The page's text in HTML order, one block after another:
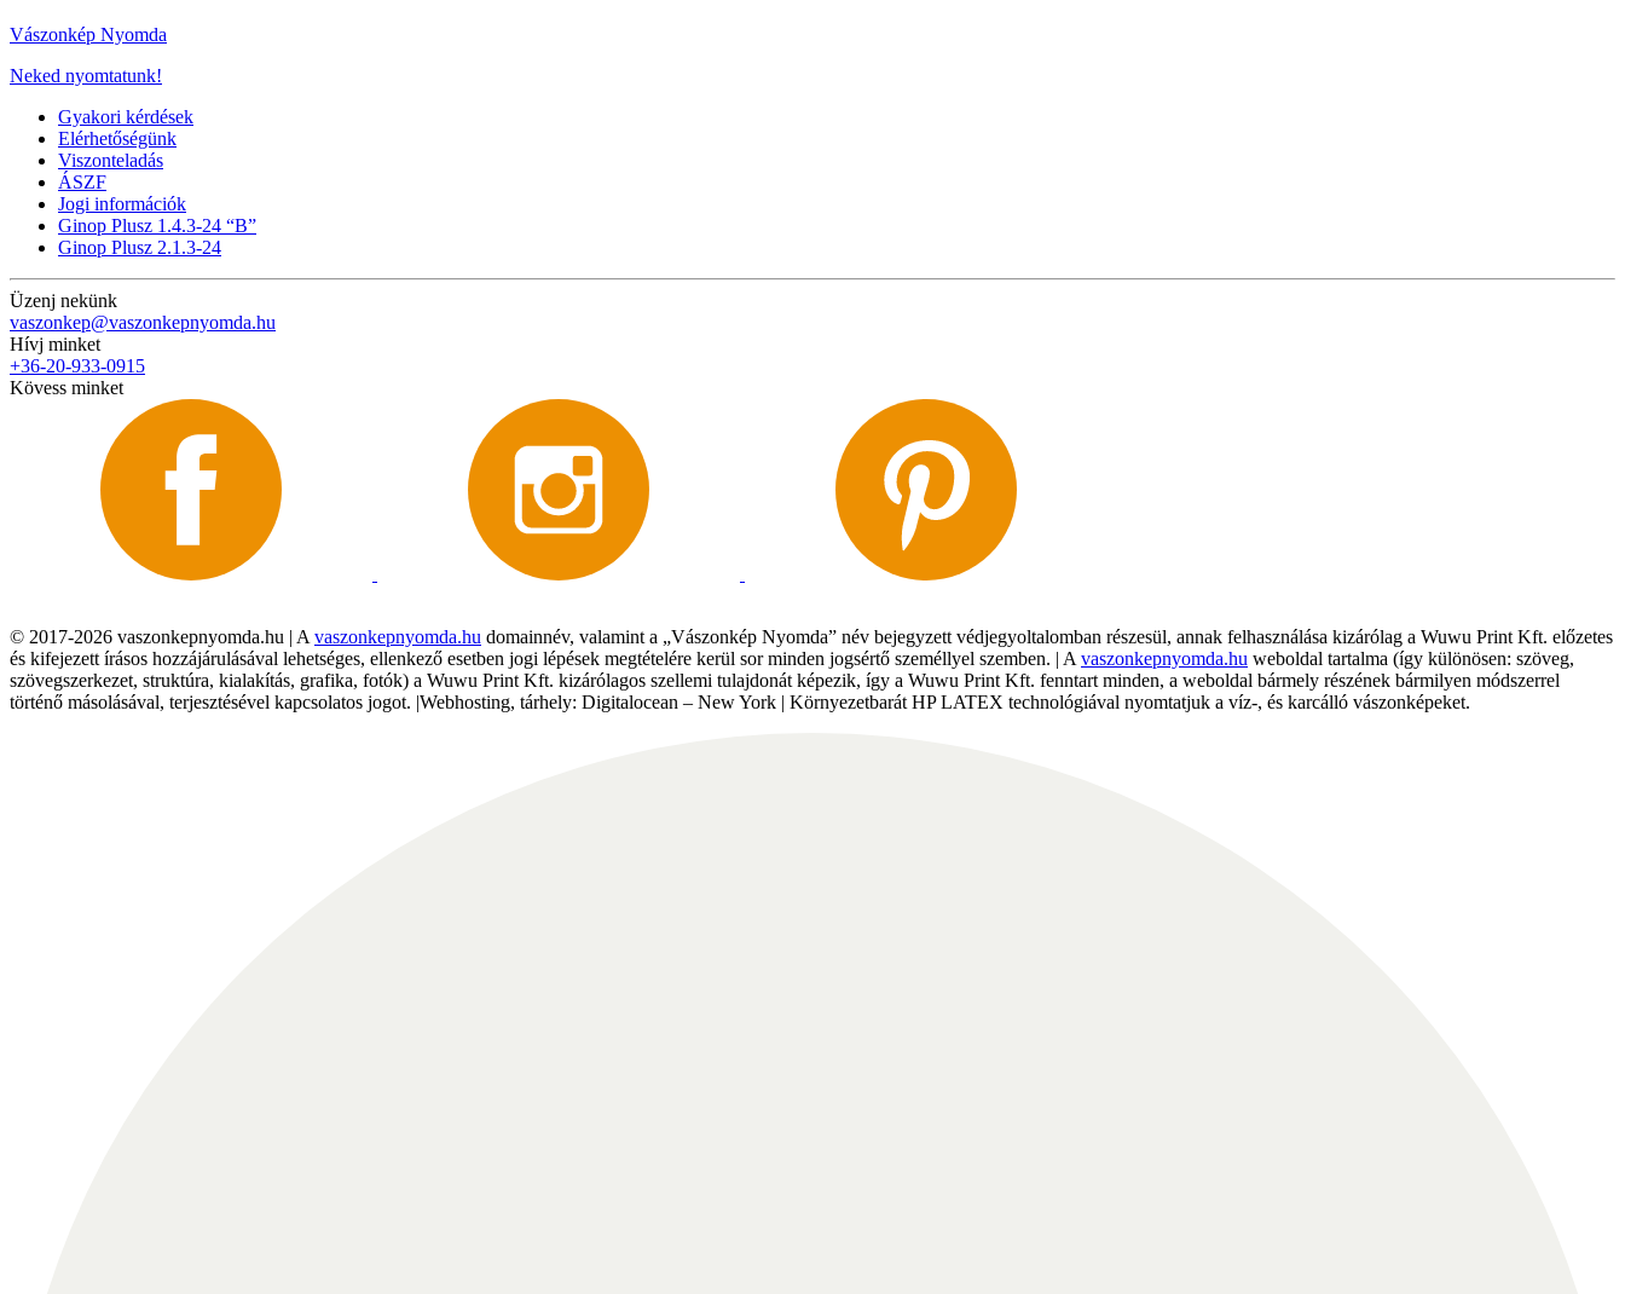
Vászonkép Nyomda
Neked nyomtatunk!
Gyakori kérdések
Elérhetőségünk
Viszonteladás
ÁSZF
Jogi információk
Ginop Plusz 1.4.3-24 “B”
Ginop Plusz 2.1.3-24
Üzenj nekünk
vaszonkep@vaszonkepnyomda.hu
Hívj minket
+36-20-933-0915
Kövess minket
© 2017-2026 vaszonkepnyomda.hu | A vaszonkepnyomda.hu domainnév, valamint a „Vászonkép Nyomda” név bejegyzett védjegyoltalomban részesül, annak felhasználása kizárólag a Wuwu Print Kft. előzetes
és kifejezett írásos hozzájárulásával lehetséges, ellenkező esetben jogi lépések megtételére kerül sor minden jogsértő személlyel szemben. | A vaszonkepnyomda.hu weboldal tartalma (így különösen: szöveg,
szövegszerkezet, struktúra, kialakítás, grafika, fotók) a Wuwu Print Kft. kizárólagos szellemi tulajdonát képezik, így a Wuwu Print Kft. fenntart minden, a weboldal bármely részének bármilyen módszerrel
történő másolásával, terjesztésével kapcsolatos jogot. |Webhosting, tárhely: Digitalocean – New York | Környezetbarát HP LATEX technológiával nyomtatjuk a víz-, és karcálló vászonképeket.